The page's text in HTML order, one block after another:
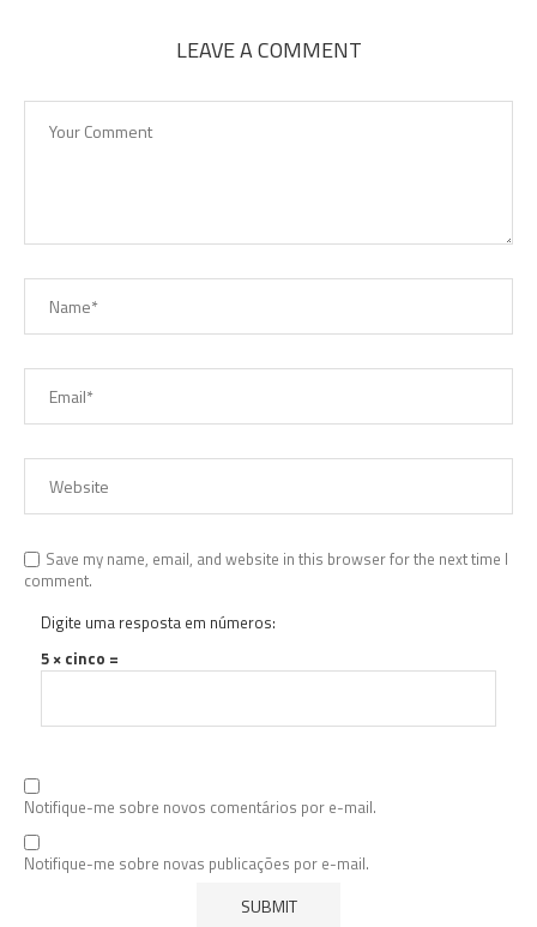
LEAVE A COMMENT
Save my name, email, and website in this browser for the next time I
comment.
Digite uma resposta em números:
5 × cinco =
Notifique-me sobre novos comentários por e-mail.
Notifique-me sobre novas publicações por e-mail.